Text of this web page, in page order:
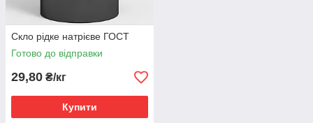
Скло рідке натрієве ГОСТ
Готово до відправки
29,80 ₴/кг
Купити